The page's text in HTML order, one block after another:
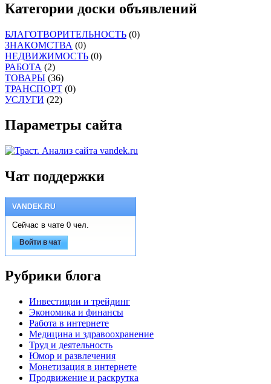
Категории доски объявлений
БЛАГОТВОРИТЕЛЬНОСТЬ (0)
ЗНАКОМСТВА (0)
НЕДВИЖИМОСТЬ (0)
РАБОТА (2)
ТОВАРЫ (36)
ТРАНСПОРТ (0)
УСЛУГИ (22)
Параметры сайта
Чат поддержки
VANDEK.RU
Сейчас в чате 0 чел.
Войти в чат
Рубрики блога
Инвестиции и трейдинг
Экономика и финансы
Работа в интернете
Медицина и здравоохранение
Труд и деятельность
Юмор и развлечения
Монетизация в интернете
Продвижение и раскрутка